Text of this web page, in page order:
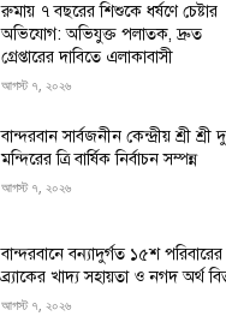
রুমায় ৭ বছরের শিশুকে ধর্ষণে চেষ্টার
অভিযোগ: অভিযুক্ত পলাতক, দ্রুত
গ্রেপ্তারের দাবিতে এলাকাবাসী
আগস্ট ৭, ২০২৬
বান্দরবান সার্বজনীন কেন্দ্রীয় শ্রী শ্রী
মন্দিরের ত্রি বার্ষিক নির্বাচন সম্পন্ন
আগস্ট ৭, ২০২৬
বান্দরবানে বন্যাদুর্গত ১৫শ
ব্র্যাকের খাদ্য সহায়তা ও নগদ অর্থ
আগস্ট ৭, ২০২৬